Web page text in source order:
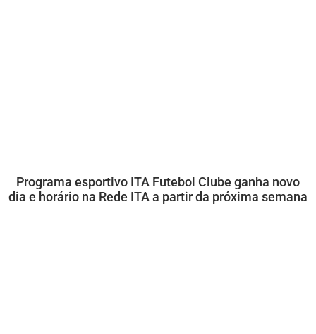
Programa esportivo ITA Futebol Clube ganha novo
dia e horário na Rede ITA a partir da próxima semana